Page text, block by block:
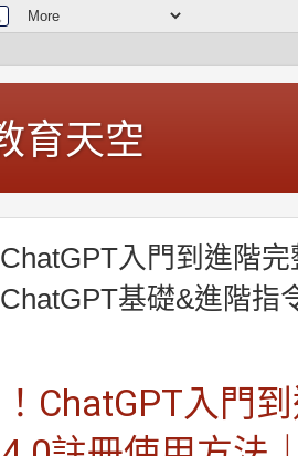
育天空
入門到進階
基礎&進階指
ChatGPT入門